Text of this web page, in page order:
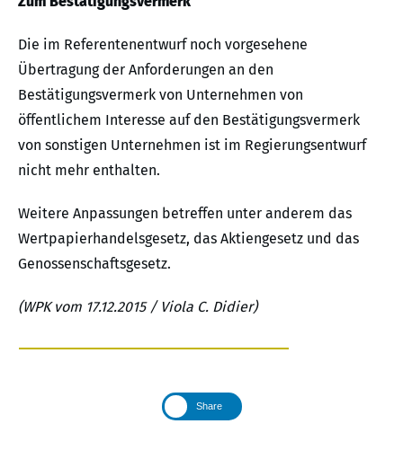
Die im Referentenentwurf noch vorgesehene
Übertragung der Anforderungen an den
Bestätigungsvermerk von Unternehmen von
öffentlichem Interesse auf den Bestätigungsvermerk
von sonstigen Unternehmen ist im Regierungsentwurf
nicht mehr enthalten.
Weitere Anpassungen betreffen unter anderem das
Wertpapierhandelsgesetz, das Aktiengesetz und das
Genossenschaftsgesetz.
(WPK vom 17.12.2015 / Viola C. Didier)
Share